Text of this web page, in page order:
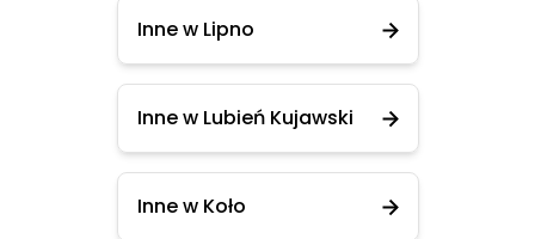
Inne w Lipno
Inne w Lubień Kujawski
Inne w Koło